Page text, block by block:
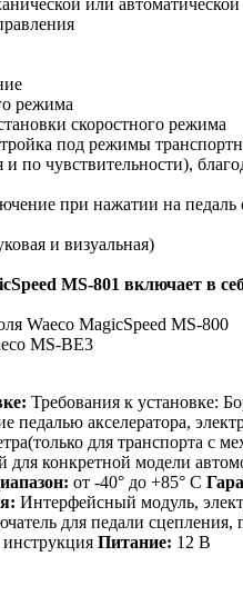
режима
скоростного режима
под режимы
по чувствительности),
при нажатии на педаль
и визуальная)
MS-801 включает в
Waeco MagicSpeed MS-800
MS-BE3
Требования к установке:
педалью акселератора,
для транспорта с
для конкретной модели
от -40° до +85° C
Интерфейсный модуль,
для педали сцепления,
Питание: 12 В